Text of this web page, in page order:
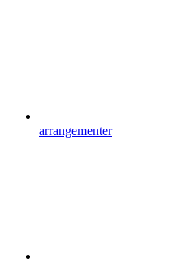
arrangementer